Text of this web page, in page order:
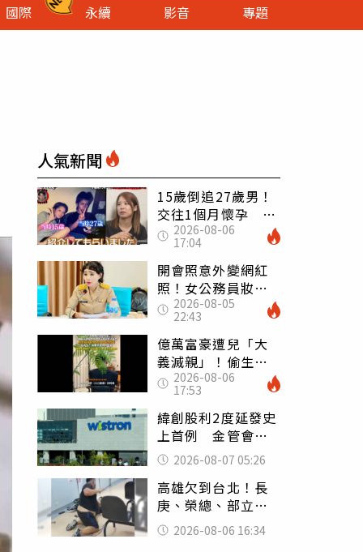
國際 永續 影音 專題
人氣新聞
15歲倒追27歲男！
交往1個月懷孕 36
歲當阿嬤故事曝光
2026-08-06
17:04
開會照意外變網紅
照！女公務員妝容
掀2千則留言 本人
怒嗆：化妝有錯嗎
2026-08-05
22:43
億萬富豪遭兒「大
義滅親」！偷生子
怕曝光 竟盜鄰居
身份辦假證落戶
2026-08-06
17:53
緯創股利2度延發史
上首例 金管會說
重話：考慮收回股
務自辦
2026-08-07 05:26
高雄欠到台北！長
庚、榮總、部立醫
院都受害 「醫療
暴力男」離譜紀錄
2026-08-06 16:34